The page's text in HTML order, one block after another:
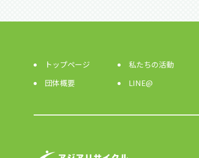
トップページ 私たちの活動
団体概要
LINE@